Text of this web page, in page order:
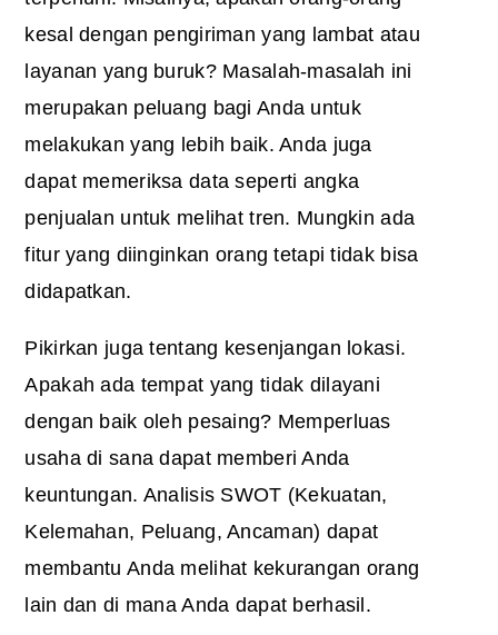
kesal dengan pengiriman yang lambat atau
layanan yang buruk? Masalah-masalah ini
merupakan peluang bagi Anda untuk
melakukan yang lebih baik. Anda juga
dapat memeriksa data seperti angka
penjualan untuk melihat tren. Mungkin ada
fitur yang diinginkan orang tetapi tidak bisa
didapatkan.
Pikirkan juga tentang kesenjangan lokasi.
Apakah ada tempat yang tidak dilayani
dengan baik oleh pesaing? Memperluas
usaha di sana dapat memberi Anda
keuntungan. Analisis SWOT (Kekuatan,
Kelemahan, Peluang, Ancaman) dapat
membantu Anda melihat kekurangan orang
lain dan di mana Anda dapat berhasil.